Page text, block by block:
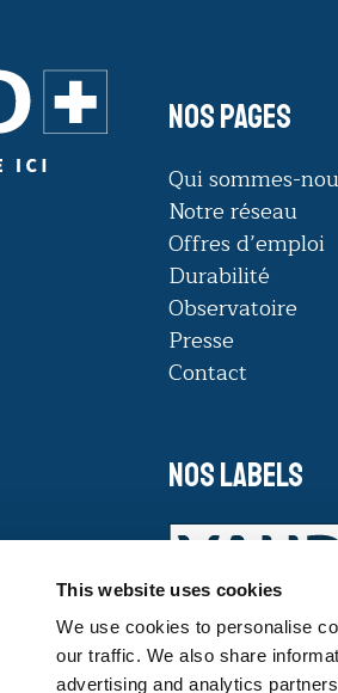
This website uses cookies
We use cookies to personalise
our traffic. We also share
advertising and analytics
Nos pages
Qui sommes-
Notre réseau
Offres d’emploi
Durabilité
Observatoire
Presse
Contact
Nos labels